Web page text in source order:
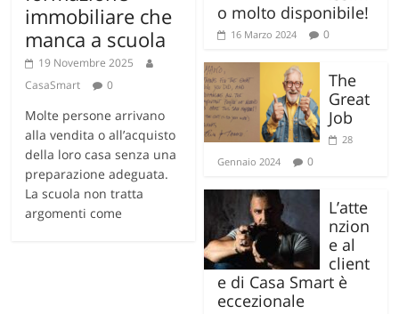
immobiliare che
manca a scuola
19 Novembre 2025
CasaSmart
0
Molte persone arrivano
alla vendita o all’acquisto
della loro casa senza una
preparazione adeguata.
La scuola non tratta
argomenti come
o molto disponibile!
16 Marzo 2024 0
The
Great
Job
28
Gennaio 2024
0
L’atte
nzion
e al
client
e di Casa Smart è
eccezionale